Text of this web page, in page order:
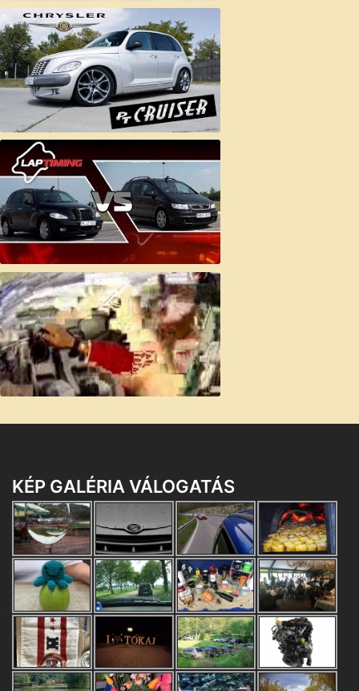
Fennakadva ..... Leemelve...
Chrysler PT Cruiser - Egy modern hot rod vagy az amerikai multipla
Mivel készítsük ki a családunkat Chrysler PT Cruiser vs. Opel Zafira OPC
KÉP GALÉRIA VÁLOGATÁS